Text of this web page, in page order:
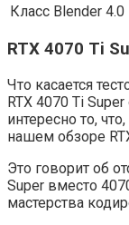
Класс Blender 4.0
RTX 4070 Ti
Что касается
RTX 4070 Ti
интересно то,
нашем обзоре
Это говорит об
Super вместо
мастерства